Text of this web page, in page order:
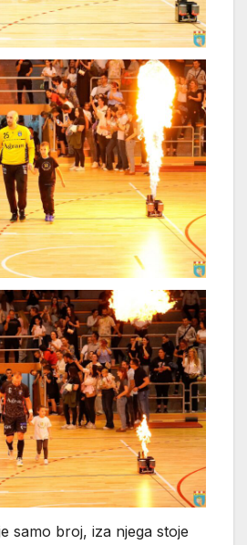
samo broj, iza njega stoje